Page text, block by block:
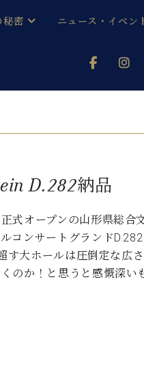
ンス
秘密
色
く前に
シューレ
ニュース・イベン
メルマガ会員登録
(お知らせ・メデ
コンサート
レ音楽教室
D.282納品
式オープンの山形県総合
コンサートグランド
す大ホールは圧倒定な広
のか！と思うと感慨深い